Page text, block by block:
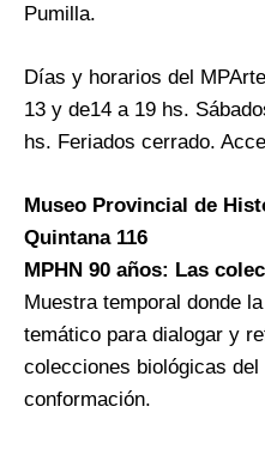
Pumilla.
Días y horarios del
13 y de14 a 19 hs.
hs. Feriados cerrado.
Museo Provincial de
Quintana 116
MPHN 90 años: Las
Muestra temporal donde
temático para dialogar y
colecciones biológicas
conformación.